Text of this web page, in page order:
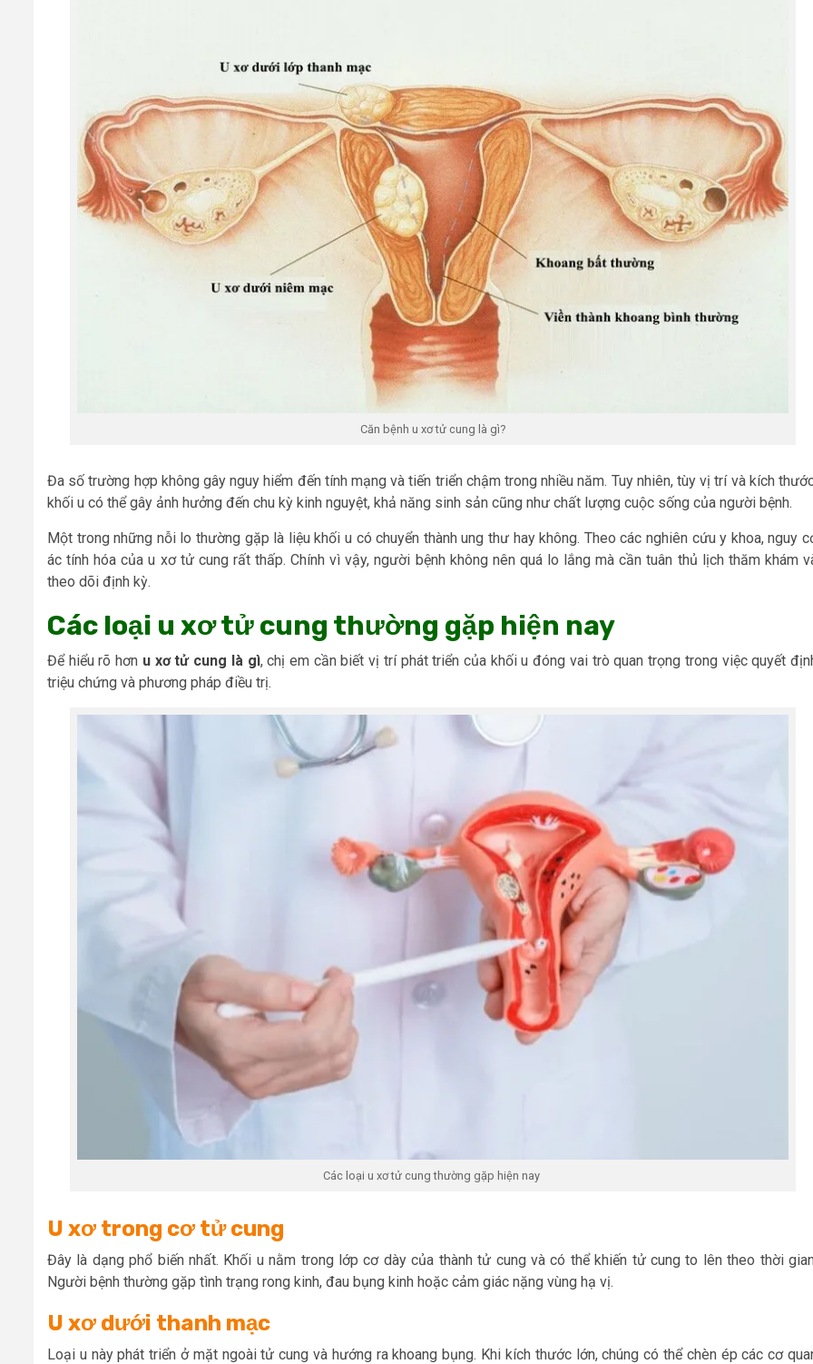
Căn bệnh u xơ tử cung là gì?
Đa số trường hợp không gây nguy hiểm đến tính mạng và tiến triển chậm trong nhiều năm. Tuy nhiên, tùy vị trí và kích
khối u có thể gây ảnh hưởng đến chu kỳ kinh nguyệt, khả năng sinh sản cũng như chất lượng cuộc sống của người bệnh.
Một trong những nỗi lo thường gặp là liệu khối u có chuyển thành ung thư hay không. Theo các nghiên cứu y khoa, nguy
ác tính hóa của u xơ tử cung rất thấp. Chính vì vậy, người bệnh không nên quá lo lắng mà cần tuân thủ lịch thăm khám
theo dõi định kỳ.
Các loại u xơ tử cung thường gặp hiện nay
Để hiểu rõ hơn u xơ tử cung là gì, chị em cần biết vị trí phát triển của khối u đóng vai trò quan trọng trong việc quyết
triệu chứng và phương pháp điều trị.
Các loại u xơ tử cung thường gặp hiện nay
U xơ trong cơ tử cung
Đây là dạng phổ biến nhất. Khối u nằm trong lớp cơ dày của thành tử cung và có thể khiến tử cung to lên theo thời
Người bệnh thường gặp tình trạng rong kinh, đau bụng kinh hoặc cảm giác nặng vùng hạ vị.
U xơ dưới thanh mạc
Loại u này phát triển ở mặt ngoài tử cung và hướng ra khoang bụng. Khi kích thước lớn, chúng có thể chèn ép các cơ